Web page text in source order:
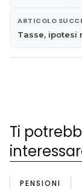
ARTICOLO
Tasse, ipotesi
Ti
PENSIONI